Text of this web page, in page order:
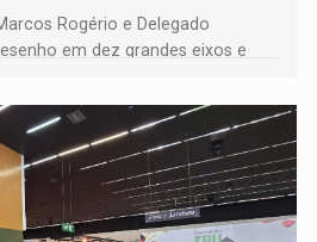
Rogério e Delegado
em dez grandes eixos e